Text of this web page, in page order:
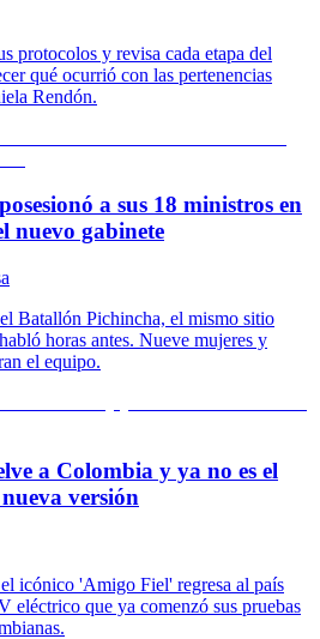
protocolos y revisa cada etapa del
qué ocurrió con las pertenencias
Rendón.
a sus 18 ministros en
nuevo gabinete
Batallón Pichincha, el mismo sitio
horas antes. Nueve mujeres y
el equipo.
a Colombia y ya no es el
versión
icónico 'Amigo Fiel' regresa al país
eléctrico que ya comenzó sus pruebas